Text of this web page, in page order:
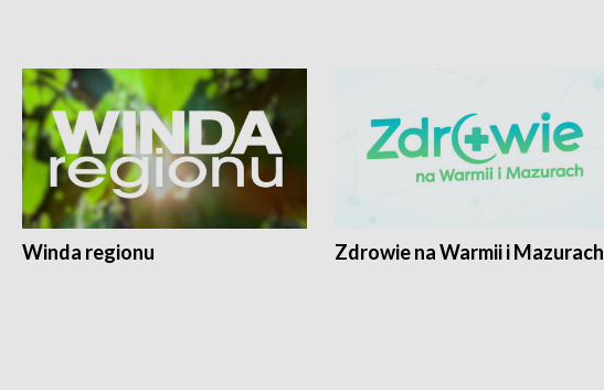
Winda regionu Zdrowie na Warmii i Mazurach